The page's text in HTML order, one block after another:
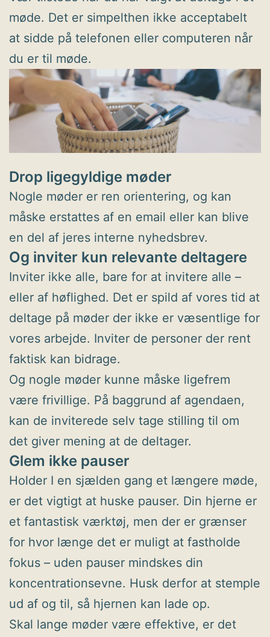
møde. Det er simpelthen ikke acceptabelt
at sidde på telefonen eller computeren når
du er til møde.
Drop ligegyldige møder
Nogle møder er ren orientering, og kan
måske erstattes af en email eller kan blive
en del af jeres interne nyhedsbrev.
Og inviter kun relevante deltagere
Inviter ikke alle, bare for at invitere alle –
eller af høflighed. Det er spild af vores tid at
deltage på møder der ikke er væsentlige for
vores arbejde. Inviter de personer der rent
faktisk kan bidrage.
Og nogle møder kunne måske ligefrem
være frivillige. På baggrund af agendaen,
kan de inviterede selv tage stilling til om
det giver mening at de deltager.
Glem ikke pauser
Holder I en sjælden gang et længere møde,
er det vigtigt at huske pauser. Din hjerne er
et fantastisk værktøj, men der er grænser
for hvor længe det er muligt at fastholde
fokus – uden pauser mindskes din
koncentrationsevne. Husk derfor at stemple
ud af og til, så hjernen kan lade op.
Skal lange møder være effektive, er det